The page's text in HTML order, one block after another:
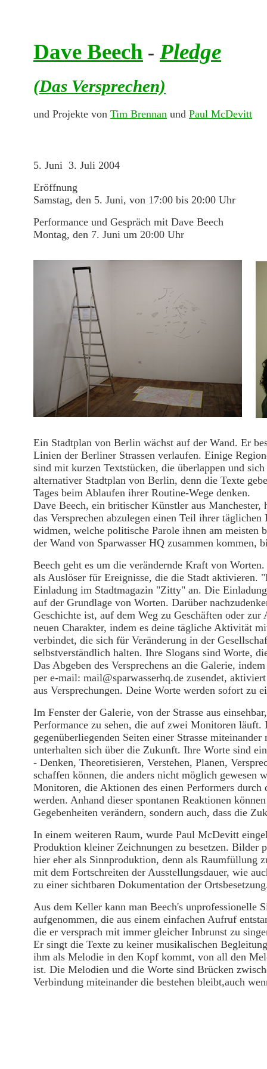
Dave Beech - Pledge
(Das Versprechen)
und Projekte von Tim Brennan und Paul McDevitt
5. Juni ­ 3. Juli 2004
Eröffnung
Samstag, den 5. Juni, von 17:00 bis 20:00 Uhr
Performance und Gespräch mit Dave Beech
Montag, den 7. Juni um 20:00 Uhr
Ein Stadtplan von Berlin wächst auf der Wand. Er
Linien der Berliner Strassen verlaufen. Einige
sind mit kurzen Textstücken, die überlappen und
alternativer Stadtplan von Berlin, denn die Texte
Tages beim Ablaufen ihrer Routine-Wege denken.
Dave Beech, ein britischer Künstler aus
das Versprechen abzulegen einen Teil ihrer
widmen, welche politische Parole ihnen am meisten
der Wand von Sparwasser HQ zusammen kommen,
Beech geht es um die verändernde Kraft von Worten.
als Auslöser für Ereignisse, die die Stadt aktivieren.
Einladung im Stadtmagazin "Zitty" an. Die
auf der Grundlage von Worten. Darüber
Geschichte ist, auf dem Weg zu Geschäften oder
neuen Charakter, indem es deine tägliche Aktivität
verbindet, die sich für Veränderung in der
selbstverständlich halten. Ihre Slogans sind Worte,
Das Abgeben des Versprechens an die Galerie,
per e-mail: mail@sparwasserhq.de zusendet,
aus Versprechungen. Deine Worte werden sofort zu
Im Fenster der Galerie, von der Strasse aus
Performance zu sehen, die auf zwei Monitoren läuft.
gegenüberliegenden Seiten einer Strasse
unterhalten sich über die Zukunft. Ihre Worte sind
- Denken, Theoretisieren, Verstehen, Planen,
schaffen können, die anders nicht möglich gewesen
Monitoren, die Aktionen des einen Performers durch
werden. Anhand dieser spontanen Reaktionen
Gegebenheiten verändern, sondern auch, dass die
In einem weiteren Raum, wurde Paul McDevitt
Produktion kleiner Zeichnungen zu besetzen. Bilder
hier eher als Sinnproduktion, denn als Raumfüllung
mit dem Fortschreiten der Ausstellungsdauer, wie
zu einer sichtbaren Dokumentation der
Aus dem Keller kann man Beech's unprofessionelle
aufgenommen, die aus einem einfachen Aufruf
die er versprach mit immer gleicher Inbrunst zu
Er singt die Texte zu keiner musikalischen
ihm als Melodie in den Kopf kommt, von all den
ist. Die Melodien und die Worte sind Brücken
Verbindung miteinander die bestehen bleibt,auch